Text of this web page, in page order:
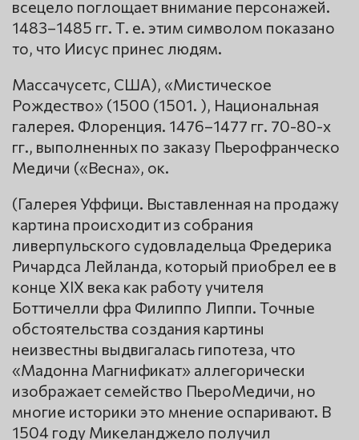
всецело поглощает внимание персонажей.
1483–1485 гг. Т. е. этим символом показано
то, что Иисус принес людям.
Массачусетс, США), «Мистическое
Рождество» (1500 (1501. ), Национальная
галерея. Флоренция. 1476–1477 гг. 70-80-х
гг., выполненных по заказу Пьерофранческо
Медичи («Весна», ок.
(Галерея Уффици. Выставленная на продажу
картина происходит из собрания
ливерпульского судовладельца Фредерика
Ричардса Лейланда, который приобрел ее в
конце XIX века как работу учителя
Боттичелли фра Филиппо Липпи. Точные
обстоятельства создания картины
неизвестны выдвигалась гипотеза, что
«Мадонна Магнификат» аллегорически
изображает семейство ПьероМедичи, но
многие историки это мнение оспаривают. В
1504 году Микеланджело получил